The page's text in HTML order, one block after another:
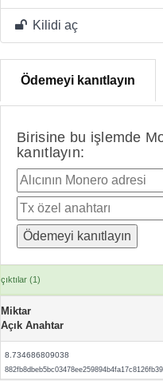
Kilidi aç
Ödemeyi kanıtlayın
Birisine bu işlemde
kanıtlayın:
çıktılar (1)
Miktar
Açık Anahtar
8.734686809038